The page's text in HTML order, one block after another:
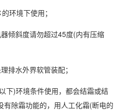
境下使用；
斜度请勿超过45度(内有压缩
水外界软管装配；
)环境条件使用，都会结霜或结
除霜功能的，用人工化霜(断电的